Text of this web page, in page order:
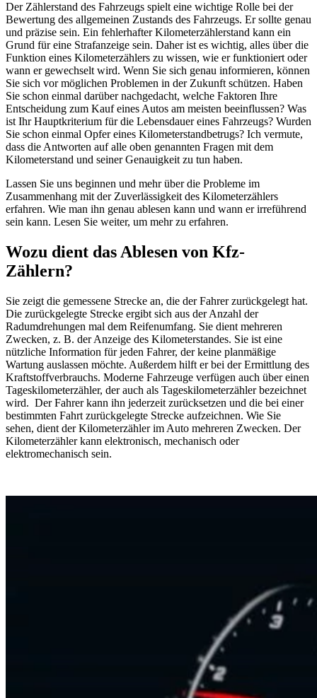
Der Zählerstand des Fahrzeugs spielt eine wichtige Rolle bei der
Bewertung des allgemeinen Zustands des Fahrzeugs. Er sollte genau
und präzise sein. Ein fehlerhafter Kilometerzählerstand kann ein
Grund für eine Strafanzeige sein. Daher ist es wichtig, alles über die
Funktion eines Kilometerzählers zu wissen, wie er funktioniert oder
wann er gewechselt wird. Wenn Sie sich genau informieren, können
Sie sich vor möglichen Problemen in der Zukunft schützen. Haben
Sie schon einmal darüber nachgedacht, welche Faktoren Ihre
Entscheidung zum Kauf eines Autos am meisten beeinflussen? Was
ist Ihr Hauptkriterium für die Lebensdauer eines Fahrzeugs? Wurden
Sie schon einmal Opfer eines Kilometerstandbetrugs? Ich vermute,
dass die Antworten auf alle oben genannten Fragen mit dem
Kilometerstand und seiner Genauigkeit zu tun haben.
Lassen Sie uns beginnen und mehr über die Probleme im
Zusammenhang mit der Zuverlässigkeit des Kilometerzählers
erfahren. Wie man ihn genau ablesen kann und wann er irreführend
sein kann. Lesen Sie weiter, um mehr zu erfahren.
Wozu dient das Ablesen von Kfz-
Zählern?
Sie zeigt die gemessene Strecke an, die der Fahrer zurückgelegt hat.
Die zurückgelegte Strecke ergibt sich aus der Anzahl der
Radumdrehungen mal dem Reifenumfang. Sie dient mehreren
Zwecken, z. B. der Anzeige des Kilometerstandes. Sie ist eine
nützliche Information für jeden Fahrer, der keine planmäßige
Wartung auslassen möchte. Außerdem hilft er bei der Ermittlung des
Kraftstoffverbrauchs. Moderne Fahrzeuge verfügen auch über einen
Tageskilometerzähler, der auch als Tageskilometerzähler bezeichnet
wird. Der Fahrer kann ihn jederzeit zurücksetzen und die bei einer
bestimmten Fahrt zurückgelegte Strecke aufzeichnen. Wie Sie
sehen, dient der Kilometerzähler im Auto mehreren Zwecken. Der
Kilometerzähler kann elektronisch, mechanisch oder
elektromechanisch sein.